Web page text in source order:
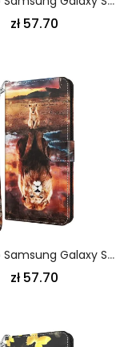
zł 57.70
Etui Folio Samsung Galaxy S21 Ultra 5G Punkt Świetlny Lew Z Paskiem
zł 57.70